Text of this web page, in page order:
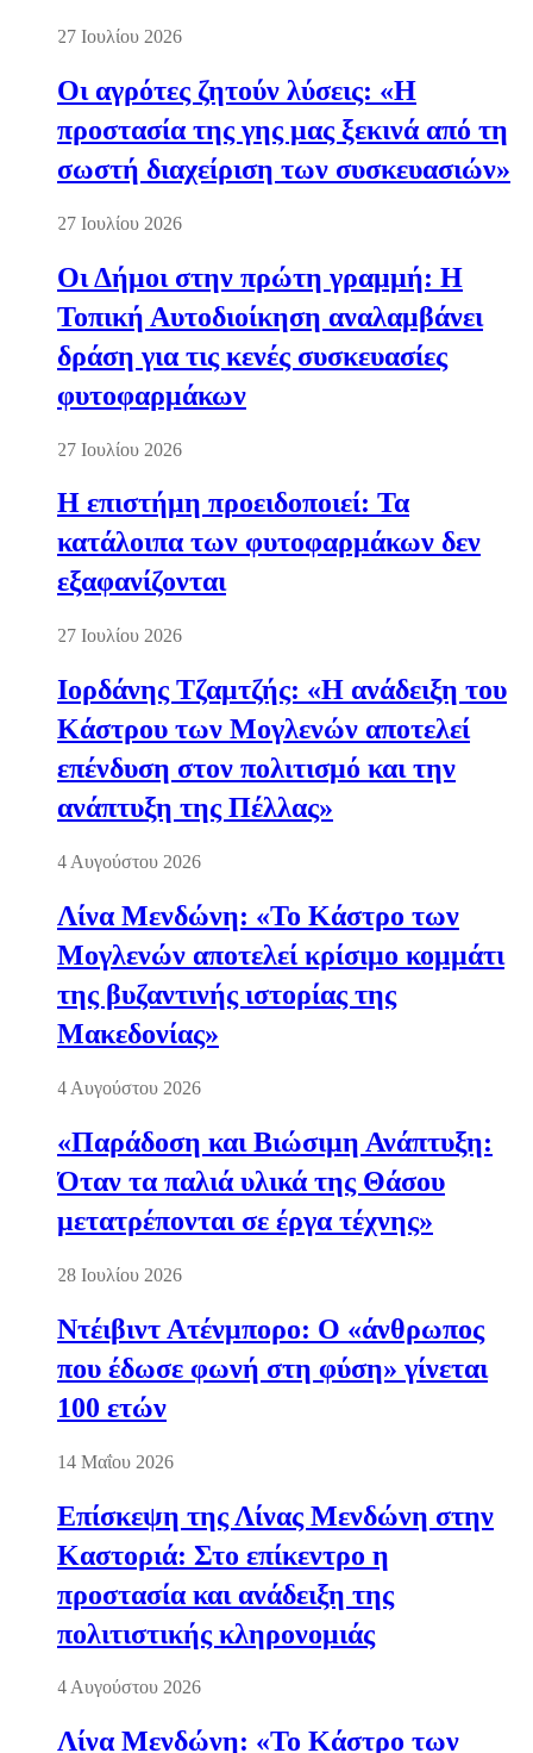
27 Ιουλίου 2026
Οι αγρότες ζητούν λύσεις: «Η
προστασία της γης μας ξεκινά από τη
σωστή διαχείριση των συσκευασιών»
27 Ιουλίου 2026
Οι Δήμοι στην πρώτη γραμμή: Η
Τοπική Αυτοδιοίκηση αναλαμβάνει
δράση για τις κενές συσκευασίες
φυτοφαρμάκων
27 Ιουλίου 2026
Η επιστήμη προειδοποιεί: Τα
κατάλοιπα των φυτοφαρμάκων δεν
εξαφανίζονται
27 Ιουλίου 2026
Ιορδάνης Τζαμτζής: «Η ανάδειξη του
Κάστρου των Μογλενών αποτελεί
επένδυση στον πολιτισμό και την
ανάπτυξη της Πέλλας»
4 Αυγούστου 2026
Λίνα Μενδώνη: «Το Κάστρο των
Μογλενών αποτελεί κρίσιμο κομμάτι
της βυζαντινής ιστορίας της
Μακεδονίας»
4 Αυγούστου 2026
«Παράδοση και Βιώσιμη Ανάπτυξη:
Όταν τα παλιά υλικά της Θάσου
μετατρέπονται σε έργα τέχνης»
28 Ιουλίου 2026
Ντέιβιντ Ατένμπορο: Ο «άνθρωπος
που έδωσε φωνή στη φύση» γίνεται
100 ετών
14 Μαΐου 2026
Επίσκεψη της Λίνας Μενδώνη στην
Καστοριά: Στο επίκεντρο η
προστασία και ανάδειξη της
πολιτιστικής κληρονομιάς
4 Αυγούστου 2026
Λίνα Μενδώνη: «Το Κάστρο των